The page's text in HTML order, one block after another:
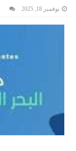
نوفمبر 18, 2025